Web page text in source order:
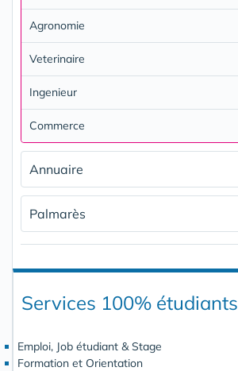
Agronomie
Veterinaire
Ingenieur
Commerce
Annuaire
Palmarès
Services 100% étudiants
Emploi, Job étudiant & Stage
Formation et Orientation